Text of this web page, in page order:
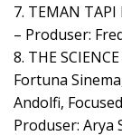
7. TEMAN
– Produser:
8. THE
Fortuna
Andolfi,
Produser: Arya